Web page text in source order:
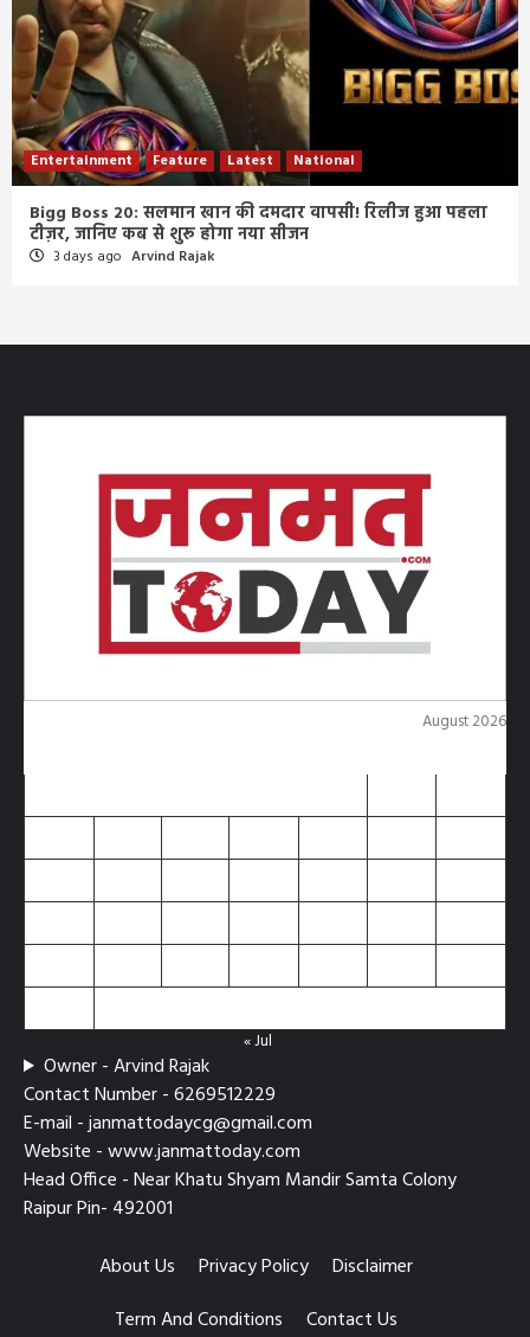
Entertainment Feature Latest National
Bigg Boss 20: सलमान खान की दमदार वापसी! रिलीज हुआ पहला
टीज़र, जानिए कब से शुरू होगा नया सीजन
3 days ago Arvind Rajak
August 2026
« Jul
Owner - Arvind Rajak
Contact Number - 6269512229
E-mail - janmattodaycg@gmail.com
Website - www.janmattoday.com
Head Office - Near Khatu Shyam Mandir Samta Colony
Raipur Pin- 492001
About Us
Privacy Policy
Disclaimer
Term And Conditions
Contact Us